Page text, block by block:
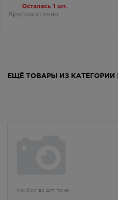
Осталась 1 шт.
Круглосуточно
ЕЩЁ ТОВАРЫ ИЗ КАТЕГОРИИ
Комб.ср-ва для почек